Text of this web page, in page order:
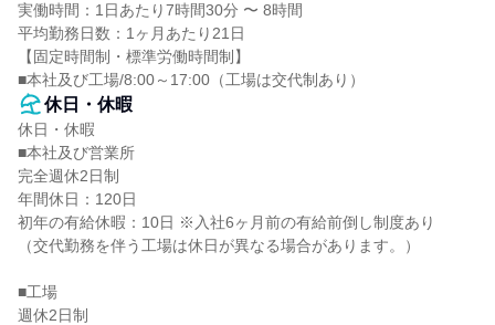
実働時間：1日あたり7時間30分 〜 8時間
平均勤務日数：1ヶ月あたり21日
【固定時間制・標準労働時間制】
■本社及び工場/8:00～17:00（工場は交代制あり）
休日・休暇
休日・休暇
■本社及び営業所
完全週休2日制
年間休日：120日
初年の有給休暇：10日 ※入社6ヶ月前の有給前倒し制度あり
（交代勤務を伴う工場は休日が異なる場合があります。）
■工場
週休2日制